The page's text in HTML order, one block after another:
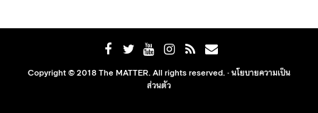
Copyright © 2018 The MATTER. All rights reserved. ·นโยบายความเป็น
ส่วนตัว